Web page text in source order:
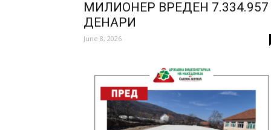
МИЛИОНЕР ВРЕДЕН 7.334.957
ДЕНАРИ
June 8, 2026